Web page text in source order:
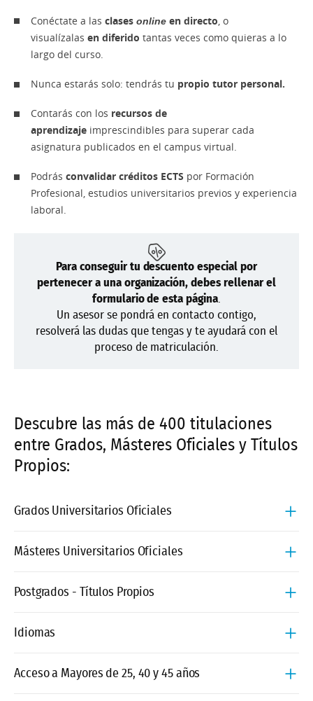
Conéctate a las clases online en directo, o
visualízalas en diferido tantas veces como quieras a lo
largo del curso.
Nunca estarás solo: tendrás tu propio tutor personal.
Contarás con los recursos de
aprendizaje imprescindibles para superar cada
asignatura publicados en el campus virtual.
Podrás convalidar créditos ECTS por Formación
Profesional, estudios universitarios previos y experiencia
laboral.
Para conseguir tu descuento especial por
pertenecer a una organización,debes rellenar el
formulario de esta página
Un asesor se pondrá en contacto contigo,
resolverá las dudas que tengas y te ayudará con el
proceso de matriculación.
Descubre las más de 400 titulaciones
entre Grados, Másteres Oficiales y Títulos
Propios:
Grados Universitarios Oficiales
Educación
para Diplomados
Doble Grado en Maestro en Educación Infantil y
Másteres Universitarios Oficiales
Educación
la Inteligencia Artificial
Máster Universitario en Atención Educativa en
Conductas Adictivas en Niños y Adolescentes
Postgrados - Títulos Propios
Educación
Didáctica para Profesorado de Formación
Idiomas
Inglés
Acceso a Mayores de 25, 40 y 45 años